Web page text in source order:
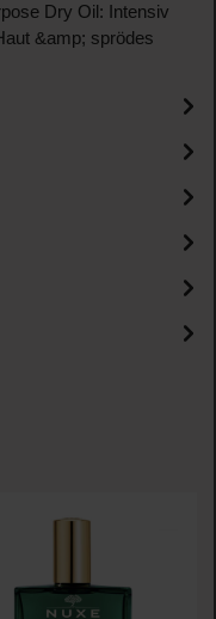
Dry Oil: Intensiv
&amp; sprödes